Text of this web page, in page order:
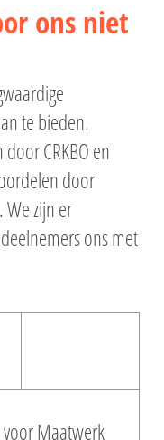
ons niet
te bieden.
CRKBO en
door
zijn er
ons met
Maatwerk